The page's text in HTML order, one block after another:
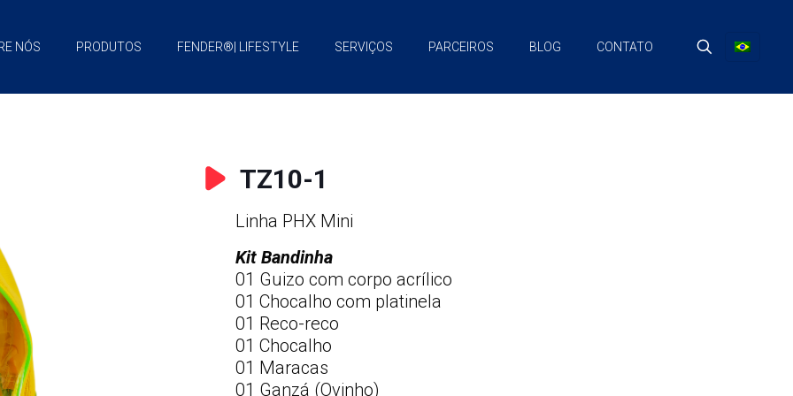
NÓS PRODUTOS FENDER®| LIFESTYLE SERVIÇOS PARCEIROS BLOG CONTATO
TZ10-1
Linha PHX Mini
Kit Bandinha
01 Guizo com corpo acrílico
01 Chocalho com platinela
01 Reco-reco
01 Chocalho
01 Maracas
01 Ganzá (Ovinho)